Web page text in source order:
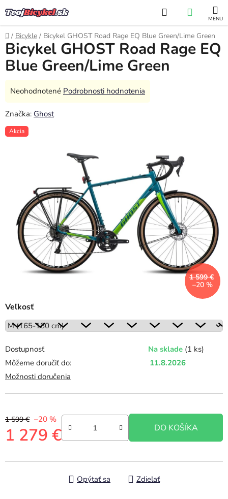
na
obsah
Hľadať
KOŠÍK
Domov
/ Bicykle / Bicykel GHOST Road Rage EQ Blue Green/Lime Green
Veľkosť
Dostupnosť Na sklade (1 ks)
Môžeme doručiť do:
11.8.2026
Možnosti doručenia
1 599 € –20 %
1 279 € DO KOŠÍKA
Opýtať sa Zdieľať
Bicykel GHOST Road Rage EQ
Blue Green/Lime Green
Priemerné
produktu
je
Neohodnotené Podrobnosti hodnotenia
Značka: Ghost
Akcia
1 599 €
–20 %